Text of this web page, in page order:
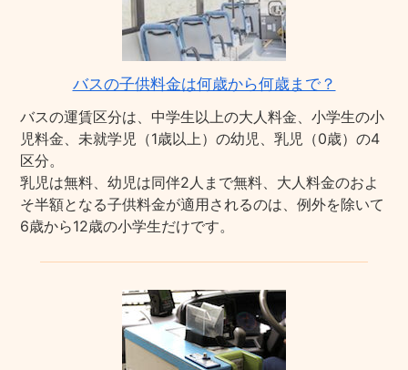
バスの子供料金は何歳から何歳まで？
バスの運賃区分は、中学生以上の大人料金、小学生の小
児料金、未就学児（1歳以上）の幼児、乳児（0歳）の4
区分。
乳児は無料、幼児は同伴2人まで無料、大人料金のおよ
そ半額となる子供料金が適用されるのは、例外を除いて
6歳から12歳の小学生だけです。